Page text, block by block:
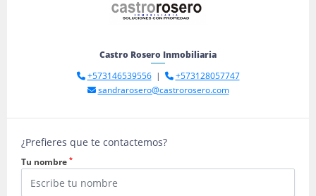
Castro Rosero Inmobiliaria
+573146539556|
+573128057747
sandrarosero@castrorosero.com
¿Prefieres que te contactemos?
Tu nombre *